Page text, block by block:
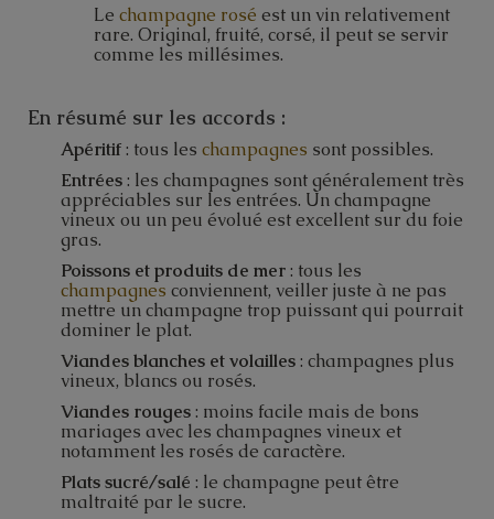
Le champagne rosé est un vin relativement
rare. Original, fruité, corsé, il peut se servir
comme les millésimes.
En résumé sur les accords :
Apéritif: tous les champagnes sont possibles.
Entrées: les champagnes sont généralement très
appréciables sur les entrées. Un champagne
vineux ou un peu évolué est excellent sur du foie
gras.
Poissons et produits de mer: tous les
champagnes conviennent, veiller juste à ne pas
mettre un champagne trop puissant qui pourrait
dominer le plat.
Viandes blanches et volailles: champagnes plus
vineux, blancs ou rosés.
Viandes rouges: moins facile mais de bons
mariages avec les champagnes vineux et
notamment les rosés de caractère.
Plats sucré/salé : le champagne peut être
maltraité par le sucre.